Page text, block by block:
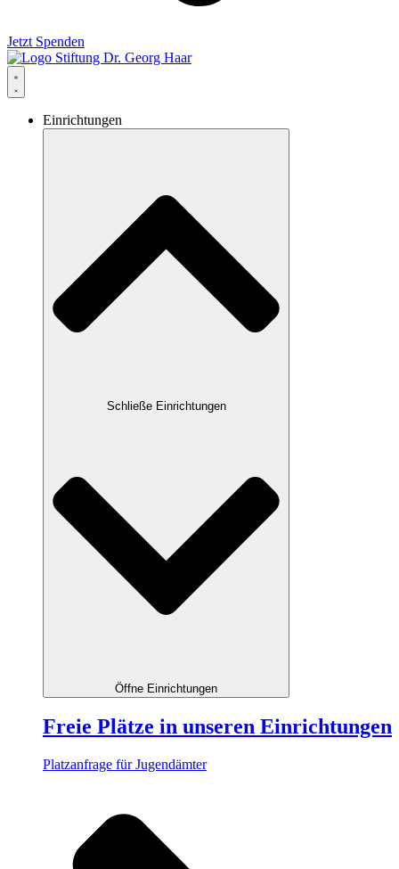
Jetzt Spenden
Einrichtungen
Schließe Einrichtungen
Öffne Einrichtungen
Freie Plätze in unseren Einrichtungen
Platzanfrage für Jugendämter